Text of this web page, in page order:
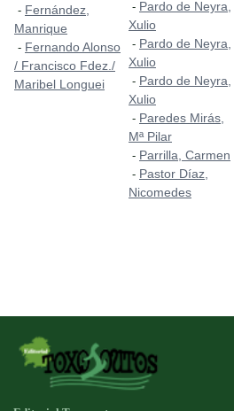
- Fernández,
Manrique
- Fernando Alonso
/ Francisco Fdez./
Maribel Longuei
- Pardo de Neyra,
Xulio
- Pardo de Neyra,
Xulio
- Pardo de Neyra,
Xulio
- Paredes Mirás,
Mª Pilar
- Parrilla, Carmen
- Pastor Díaz,
Nicomedes